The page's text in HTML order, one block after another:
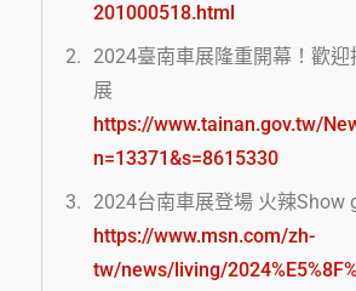
201000518.html
2024臺南車展隆重開幕！歡
展
https://www.tainan.gov.tw/
n=13371&s=8615330
2024台南車展登場 火辣Show
https://www.msn.com/zh-
tw/news/living/